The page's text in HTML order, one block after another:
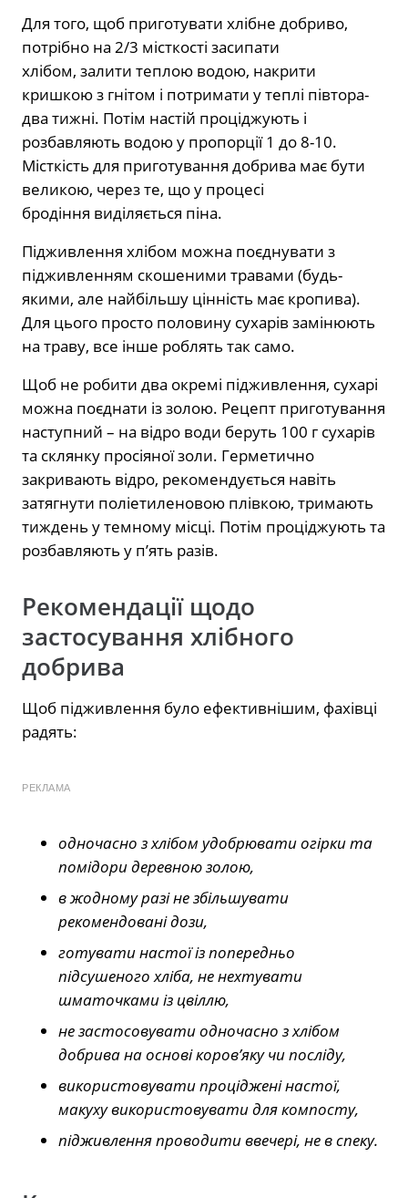
Для того, щоб приготувати хлібне добриво,
потрібно на 2/3 місткості засипати
хлібом, залити теплою водою, накрити
кришкою з гнітом і потримати у теплі півтора-
два тижні. Потім настій проціджують і
розбавляють водою у пропорції 1 до 8-10.
Місткість для приготування добрива має бути
великою, через те, що у процесі
бродіння виділяється піна.
Підживлення хлібом можна поєднувати з
підживленням скошеними травами (будь-
якими, але найбільшу цінність має кропива).
Для цього просто половину сухарів замінюють
на траву, все інше роблять так само.
Щоб не робити два окремі підживлення, сухарі
можна поєднати із золою. Рецепт приготування
наступний – на відро води беруть 100 г сухарів
та склянку просіяної золи. Герметично
закривають відро, рекомендується навіть
затягнути поліетиленовою плівкою, тримають
тиждень у темному місці. Потім проціджують та
розбавляють у п’ять разів.
Рекомендації щодо
застосування хлібного
добрива
Щоб підживлення було ефективнішим, фахівці
радять:
РЕКЛАМА
одночасно з хлібом удобрювати огірки та
помідори деревною золою,
в жодному разі не збільшувати
рекомендовані дози,
готувати настої із попередньо
підсушеного хліба, не нехтувати
шматочками із цвіллю,
не застосовувати одночасно з хлібом
добрива на основі коров’яку чи посліду,
використовувати проціджені настої,
макуху використовувати для компосту,
підживлення проводити ввечері, не в спеку.